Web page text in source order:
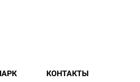
КОНТАКТЫ